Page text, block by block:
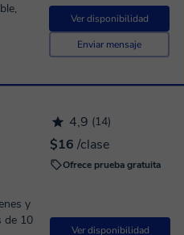
Ver disponibilidad
Enviar mensaje
4,9 (14)
$16 /clase
Ofrece prueba gratuita
Ver disponibilidad
y
de 10